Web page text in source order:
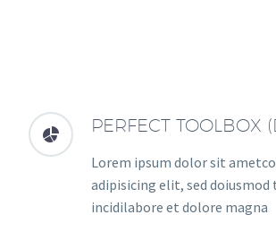

 PERFECT TOOLBOX
Lorem ipsum dolor sit
adipisicing elit, sed
incidilabore et dolore magna